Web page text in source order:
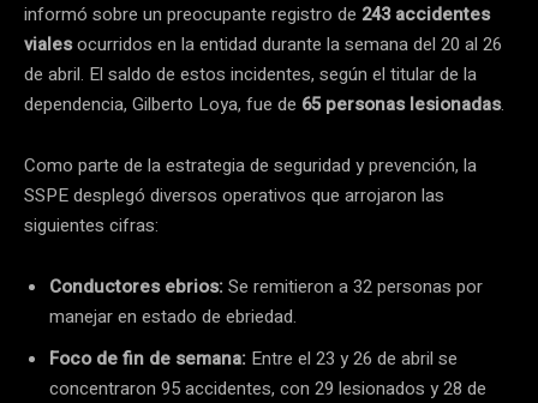
informó sobre un preocupante registro de 243 accidentes
vialesocurridos en la entidad durante la semana del 20 al 26
de abril. El saldo de estos incidentes, según el titular de la
dependencia, Gilberto Loya, fue de 65 personas lesionadas.
Como parte de la estrategia de seguridad y prevención, la
SSPE desplegó diversos operativos que arrojaron las
siguientes cifras:
Conductores ebrios:Se remitieron a 32 personas por
manejar en estado de ebriedad.
Foco de fin de semana: Entre el 23 y 26 de abril se
concentraron 95 accidentes, con 29 lesionados y 28 de